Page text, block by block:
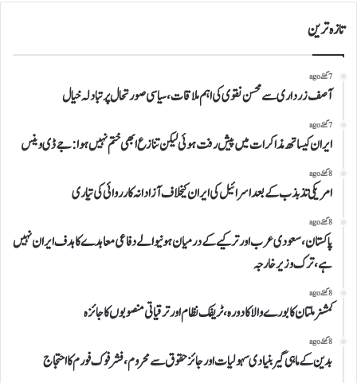
تازہ ترین
7 گھنٹے ago
آصف زرداری سے محسن نقوی کی اہم ملاقات، سیاسی صورتحال پر تبادلہ خیال
7 گھنٹے ago
ایران کیساتھ مذاکرات میں پیش رفت ہوئی لیکن تنازع ابھی ختم نہیں ہوا:جے ڈی وینس
8 گھنٹے ago
امریکی تذبذب کے بعد اسرائیل کی ایران کیخلاف آزادانہ کارروائی کی تیاری
8 گھنٹے ago
پاکستان، سعودی عرب اور ترکیے کے درمیان ہونیوالے دفاعی معاہدے کا ہدف ایران نہیں
ہے،ترک وزیر خارجہ
8 گھنٹے ago
کمشنر ملتان کا بورے والا کا دورہ، ٹریفک نظام اور ترقیاتی منصوبوں کا جائزہ
8 گھنٹے ago
بدین کے ماہی گیر بنیادی سہولیات اور جائز حقوق سے محروم، فشر فوک فورم کا احتجاج